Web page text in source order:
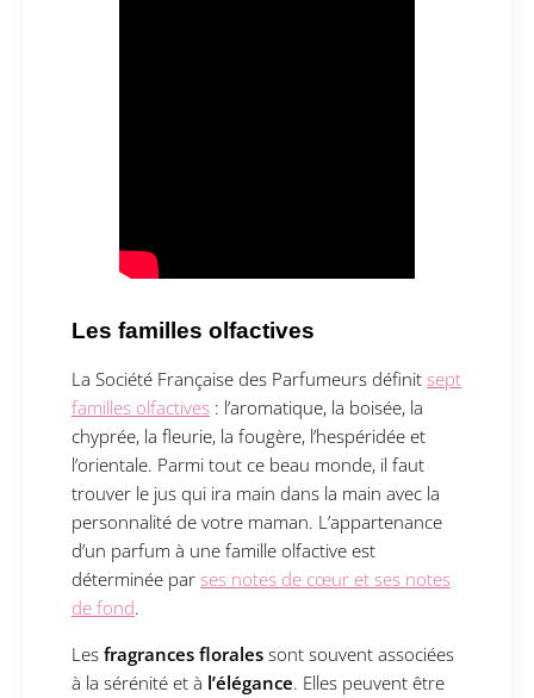
Les familles olfactives
La Société Française des Parfumeurs définit sept
familles olfactives : l’aromatique, la boisée, la
chyprée, la fleurie, la fougère, l’hespéridée et
l’orientale. Parmi tout ce beau monde, il faut
trouver le jus qui ira main dans la main avec la
personnalité de votre maman. L’appartenance
d’un parfum à une famille olfactive est
déterminée par ses notes de cœur et ses notes
de fond.
Les fragrances florales sont souvent associées
à la sérénité et à l’élégance. Elles peuvent être